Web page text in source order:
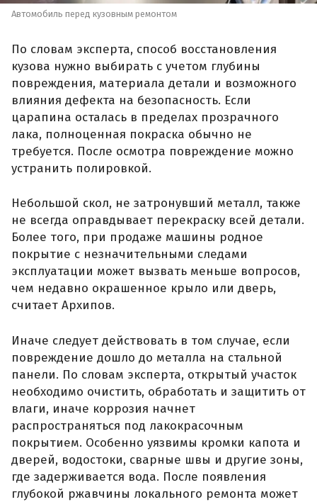
Автомобиль перед кузовным ремонтом
По словам эксперта, способ восстановления
кузова нужно выбирать с учетом глубины
повреждения, материала детали и возможного
влияния дефекта на безопасность. Если
царапина осталась в пределах прозрачного
лака, полноценная покраска обычно не
требуется. После осмотра повреждение можно
устранить полировкой.
Небольшой скол, не затронувший металл, также
не всегда оправдывает перекраску всей детали.
Более того, при продаже машины родное
покрытие с незначительными следами
эксплуатации может вызвать меньше вопросов,
чем недавно окрашенное крыло или дверь,
считает Архипов.
Иначе следует действовать в том случае, если
повреждение дошло до металла на стальной
панели. По словам эксперта, открытый участок
необходимо очистить, обработать и защитить от
влаги, иначе коррозия начнет
распространяться под лакокрасочным
покрытием. Особенно уязвимы кромки капота и
дверей, водостоки, сварные швы и другие зоны,
где задерживается вода. После появления
глубокой ржавчины локального ремонта может